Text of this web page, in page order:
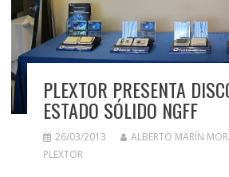
PLEXTOR PRESENTA
ESTADO SÓLIDO NGFF
26/03/2013
ALBERTO MARÍN
PLEXTOR